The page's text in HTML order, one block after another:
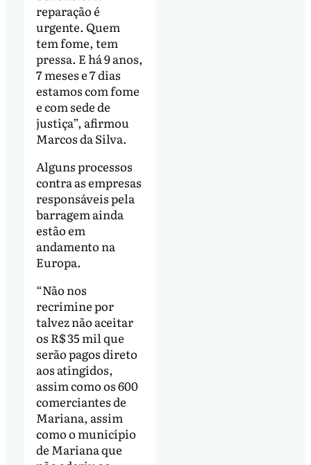
reparação é
urgente. Quem
tem fome, tem
pressa. E há 9 anos,
7 meses e 7 dias
estamos com fome
e com sede de
justiça”, afirmou
Marcos da Silva.
Alguns processos
contra as empresas
responsáveis pela
barragem ainda
estão em
andamento na
Europa.
“Não nos
recrimine por
talvez não aceitar
os R$ 35 mil que
serão pagos direto
aos atingidos,
assim como os 600
comerciantes de
Mariana, assim
como o município
de Mariana que